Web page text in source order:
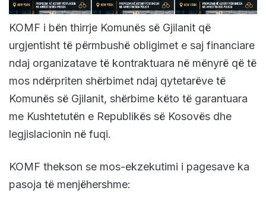
KOMF i bën thirrje Komunës së Gjilanit që
urgjentisht të përmbushë obligimet e saj financiare
ndaj organizatave të kontraktuara në mënyrë që të
mos ndërpriten shërbimet ndaj qytetarëve të
Komunës së Gjilanit, shërbime këto të garantuara
me Kushtetutën e Republikës së Kosovës dhe
legjislacionin në fuqi.
KOMF thekson se mos-ekzekutimi i pagesave ka
pasoja të menjëhershme: